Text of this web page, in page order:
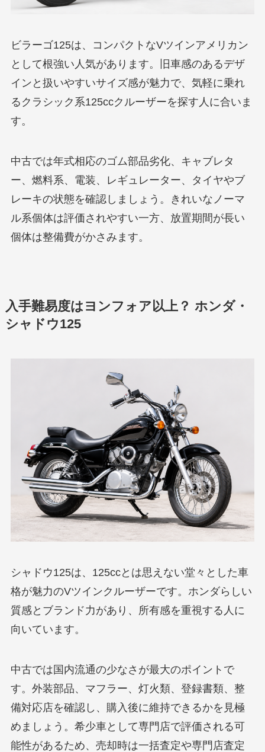
ビラーゴ125は、コンパクトなVツインアメリカン
として根強い人気があります。旧車感のあるデザ
インと扱いやすいサイズ感が魅力で、気軽に乗れ
るクラシック系125ccクルーザーを探す人に合いま
す。
中古では年式相応のゴム部品劣化、キャブレタ
ー、燃料系、電装、レギュレーター、タイヤやブ
レーキの状態を確認しましょう。きれいなノーマ
ル系個体は評価されやすい一方、放置期間が長い
個体は整備費がかさみます。
入手難易度はヨンフォア以上？ ホンダ・
シャドウ125
シャドウ125は、125ccとは思えない堂々とした車
格が魅力のVツインクルーザーです。ホンダらしい
質感とブランド力があり、所有感を重視する人に
向いています。
中古では国内流通の少なさが最大のポイントで
す。外装部品、マフラー、灯火類、登録書類、整
備対応店を確認し、購入後に維持できるかを見極
めましょう。希少車として専門店で評価される可
能性があるため、売却時は一括査定や専門店査定